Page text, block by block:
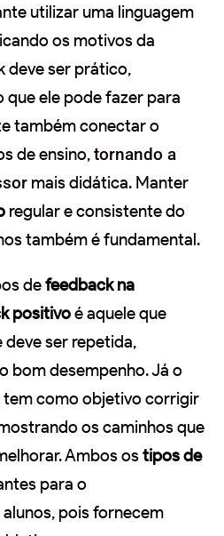
utilizar uma linguagem
os motivos da
deve ser prático,
que ele pode fazer para
também conectar o
de ensino,tornando a
mais didática. Manter
regular e consistente do
também é fundamental.
defeedback na
positivoé aquele que
deve ser repetida,
bom desempenho. Já o
como objetivo corrigir
os caminhos que
Ambos ostipos de
para o
pois fornecem